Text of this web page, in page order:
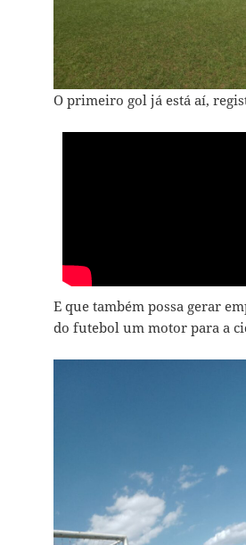
O primeiro gol já está aí,
E que também possa gerar
do futebol um motor para a